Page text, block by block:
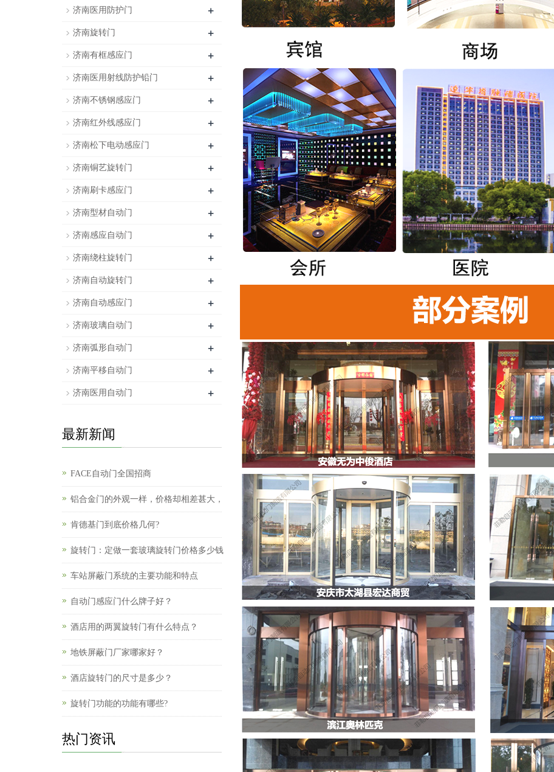
济南医用防护门 +
济南旋转门 +
济南有框感应门 +
济南医用射线防护铅门 +
济南不锈钢感应门 +
济南红外线感应门 +
济南松下电动感应门 +
济南铜艺旋转门 +
济南刷卡感应门 +
济南型材自动门 +
济南感应自动门 +
济南绕柱旋转门 +
济南自动旋转门 +
济南自动感应门 +
济南玻璃自动门 +
济南弧形自动门 +
济南平移自动门 +
济南医用自动门 +
最新新闻
FACE自动门全国招商
铝合金门的外观一样，价格却相差甚大，
肯德基门到底价格几何?
旋转门：定做一套玻璃旋转门价格多少钱
车站屏蔽门系统的主要功能和特点
自动门感应门什么牌子好？
酒店用的两翼旋转门有什么特点？
地铁屏蔽门厂家哪家好？
酒店旋转门的尺寸是多少？
旋转门功能的功能有哪些?
热门资讯